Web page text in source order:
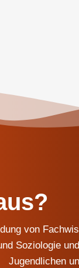
von
Soziologie
Jugendlichen